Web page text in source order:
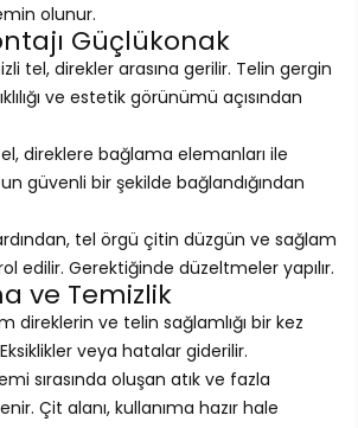
olunur.
Güçlükonak
tel, direkler arasına gerilir. Telin gergin
ve estetik görünümü açısından
direklere bağlama elemanları ile
güvenli bir şekilde bağlandığından
tel örgü çitin düzgün ve sağlam
edilir. Gerektiğinde düzeltmeler yapılır.
ve Temizlik
direklerin ve telin sağlamlığı bir kez
veya hatalar giderilir.
sırasında oluşan atık ve fazla
Çit alanı, kullanıma hazır hale